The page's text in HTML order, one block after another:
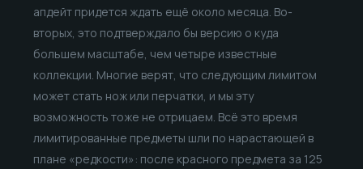
апдейт придется ждать ещё около месяца. Во-
вторых, это подтверждало бы версию о куда
большем масштабе, чем четыре известные
коллекции. Многие верят, что следующим лимитом
может стать нож или перчатки, и мы эту
возможность тоже не отрицаем. Всё это время
лимитированные предметы шли по нарастающей в
плане «редкости»: после красного предмета за 125